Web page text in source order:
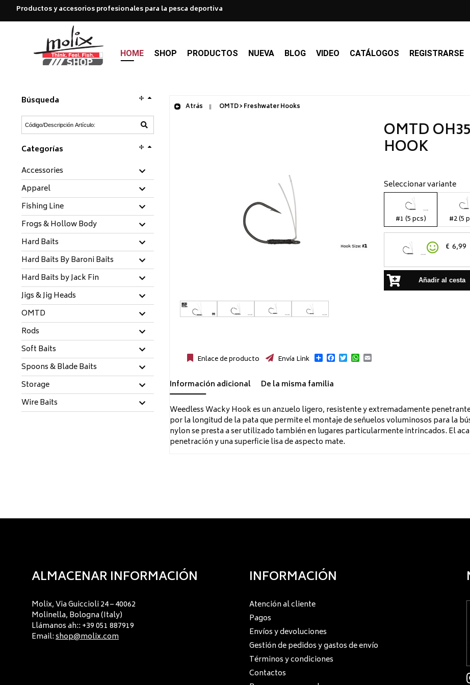
Productos y accesorios profesionales para la pesca deportiva
HOME SHOP PRODUCTOS NUEVA BLOG VIDEO CATÁLOGOS REGISTRARSE
Búsqueda
Categorías
Accessories
Apparel
Fishing Line
Frogs & Hollow Body
Hard Baits
Hard Baits By Baroni Baits
Hard Baits by Jack Fin
Jigs & Jig Heads
OMTD
Rods
Soft Baits
Spoons & Blade Baits
Storage
Wire Baits
Atrás OMTD > Freshwater Hooks
OMTD
HOOK
Seleccionar variante
#1 (5 pcs) #2 (5
€ 6,99
Añadir al cesta
Enlace de producto Envía Link Compartir
Facebook
TwitterWhatsApp
Email
Información adicional
De la misma familia
Weedless Wacky Hook es un anzuelo ligero, resistente y extremadamente
por la longitud de la pata que permite el montaje de señuelos voluminosos para la
nylon se presta a ser utilizado también en lugares particularmente intrincados. El
penetración y una superficie lisa de aspecto mate.
ALMACENAR INFORMACIÓN
Molix, Via Guiccioli 24 – 40062
Molinella, Bologna (Italy)
Llámanos ah:: +39 051 887919
Email:shop@molix.com
INFORMACIÓN
Atención al cliente
Pagos
Envíos y devoluciones
Gestión de pedidos y gastos de envío
Términos y condiciones
Contactos